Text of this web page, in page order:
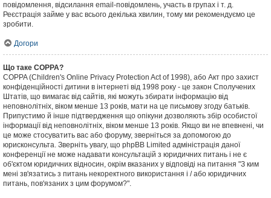
повідомлення, відсилання email-повідомлень, участь в групах і т. д.
Реєстрація займе у вас всього декілька хвилин, тому ми рекомендуємо це
зробити.
Догори
Що таке COPPA?
COPPA (Children's Online Privacy Protection Act of 1998), або Акт про захист
конфіденційності дитини в інтернеті від 1998 року - це закон Сполучених
Штатів, що вимагає від сайтів, які можуть збирати інформацію від
неповнолітніх, віком менше 13 років, мати на це письмову згоду батьків.
Припустимо й інше підтвердження що опікуни дозволяють збір особистої
інформації від неповнолітніх, віком менше 13 років. Якщо ви не впевнені, чи
це може стосуватить вас або форуму, зверніться за допомогою до
юрисконсульта. Зверніть увагу, що phpBB Limited адміністрація даної
конференції не може надавати консультацій з юридичних питань і не є
об'єктом юридичних відносин, окрім вказаних у відповіді на питання "З ким
мені зв'язатись з питань некоректного використання і / або юридичних
питань, пов'язаних з цим форумом?".